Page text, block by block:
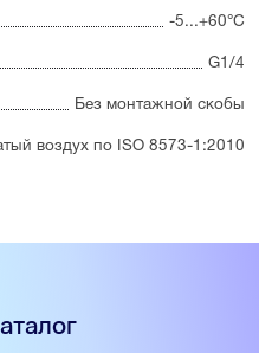
-5...+60°С
G1/4
Без монтажной скобы
воздух по ISO 8573-1:2010